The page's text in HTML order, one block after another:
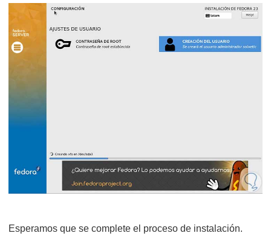
Esperamos que se complete el proceso de instalación.